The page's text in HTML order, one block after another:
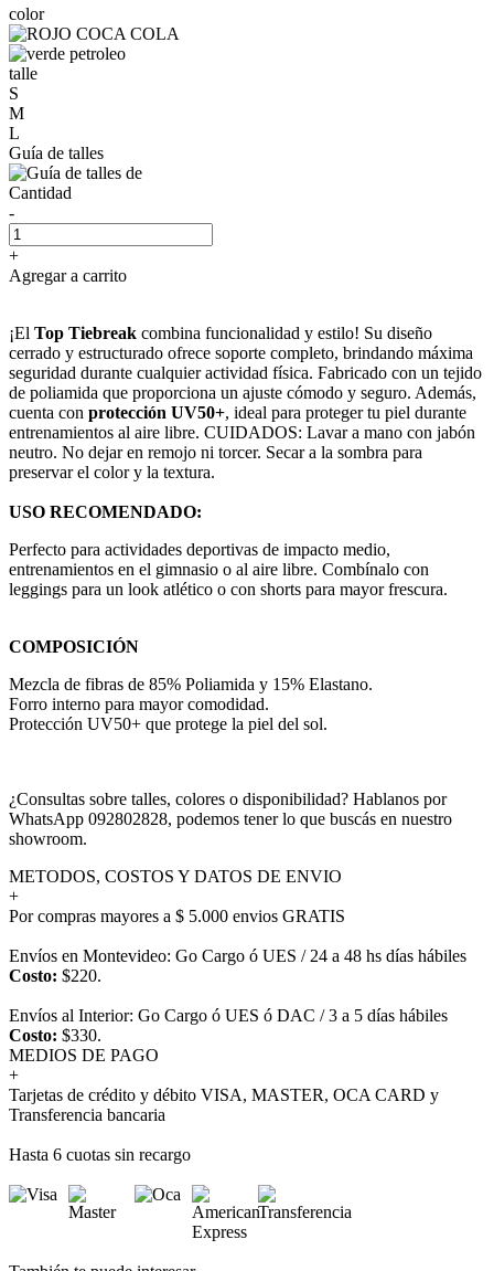
color
talle
S
M
L
Guía de talles
Cantidad
-
+
Agregar a carrito
¡El Top Tiebreak combina funcionalidad y estilo! Su diseño
cerrado y estructurado ofrece soporte completo, brindando máxima
seguridad durante cualquier actividad física. Fabricado con un tejido
de poliamida que proporciona un ajuste cómodo y seguro. Además,
cuenta con protección UV50+, ideal para proteger tu piel durante
entrenamientos al aire libre. CUIDADOS: Lavar a mano con jabón
neutro. No dejar en remojo ni torcer. Secar a la sombra para
preservar el color y la textura.
USO RECOMENDADO:
Perfecto para actividades deportivas de impacto medio,
entrenamientos en el gimnasio o al aire libre. Combínalo con
leggings para un look atlético o con shorts para mayor frescura.
COMPOSICIÓN
Mezcla de fibras de 85% Poliamida y 15% Elastano.
Forro interno para mayor comodidad.
Protección UV50+ que protege la piel del sol.
¿Consultas sobre talles, colores o disponibilidad? Hablanos por
WhatsApp 092802828, podemos tener lo que buscás en nuestro
showroom.
METODOS, COSTOS Y DATOS DE ENVIO
+
Por compras mayores a $ 5.000 envios GRATIS
Envíos en Montevideo: Go Cargo ó UES / 24 a 48 hs días hábiles
Costo: $220.
Envíos al Interior: Go Cargo ó UES ó DAC / 3 a 5 días hábiles
Costo: $330.
MEDIOS DE PAGO
+
Tarjetas de crédito y débito VISA, MASTER, OCA CARD y
Transferencia bancaria
Hasta 6 cuotas sin recargo